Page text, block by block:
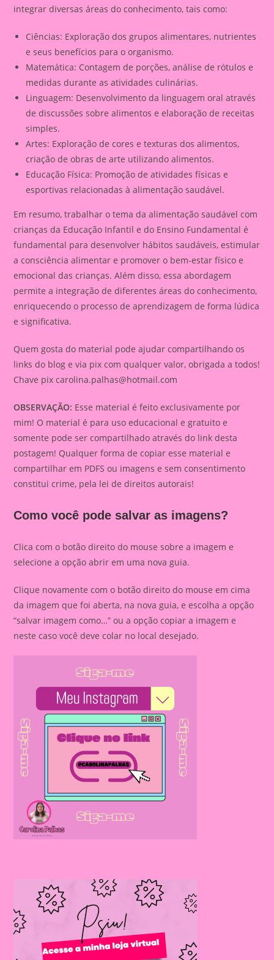
integrar diversas áreas do conhecimento, tais como:
Ciências: Exploração dos grupos alimentares, nutrientes
e seus benefícios para o organismo.
Matemática: Contagem de porções, análise de rótulos e
medidas durante as atividades culinárias.
Linguagem: Desenvolvimento da linguagem oral através
de discussões sobre alimentos e elaboração de receitas
simples.
Artes: Exploração de cores e texturas dos alimentos,
criação de obras de arte utilizando alimentos.
Educação Física: Promoção de atividades físicas e
esportivas relacionadas à alimentação saudável.
Em resumo, trabalhar o tema da alimentação saudável com
crianças da Educação Infantil e do Ensino Fundamental é
fundamental para desenvolver hábitos saudáveis, estimular
a consciência alimentar e promover o bem-estar físico e
emocional das crianças. Além disso, essa abordagem
permite a integração de diferentes áreas do conhecimento,
enriquecendo o processo de aprendizagem de forma lúdica
e significativa.
Quem gosta do material pode ajudar compartilhando os
links do blog e via pix com qualquer valor, obrigada a todos!
Chave pixcarolina.palhas@hotmail.com
OBSERVAÇÃO: Esse material é feito exclusivamente por
mim! O material é para uso educacional e gratuito e
somente pode ser compartilhado através do link desta
postagem! Qualquer forma de copiar esse material e
compartilhar em PDFS ou imagens e sem consentimento
constitui crime, pela lei de direitos autorais!
Como você pode salvar as imagens?
Clica com o botão direito do mouse sobre a imagem e
selecione a opção abrir em uma nova guia.
Clique novamente com o botão direito do mouse em cima
da imagem que foi aberta, na nova guia, e escolha a opção
“salvar imagem como…” ou a opção copiar a imagem e
neste caso você deve colar no local desejado.